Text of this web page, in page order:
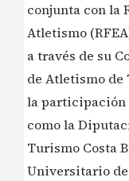
conjunta con la
Atletismo
a través de su
de Atletismo de
la participación
como la
Turismo Costa
Universitario